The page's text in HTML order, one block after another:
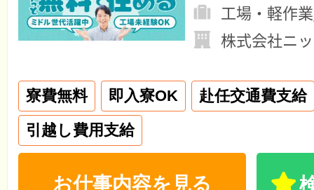
工場・軽作
株式会社ニ
寮費無料 即入寮OK
赴任交通費支給
引越し費用支給
お仕事内容を見る